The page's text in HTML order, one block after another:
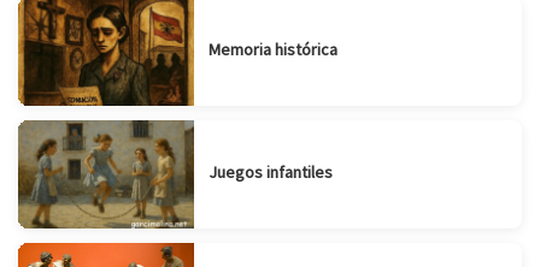
Memoria histórica
Juegos infantiles